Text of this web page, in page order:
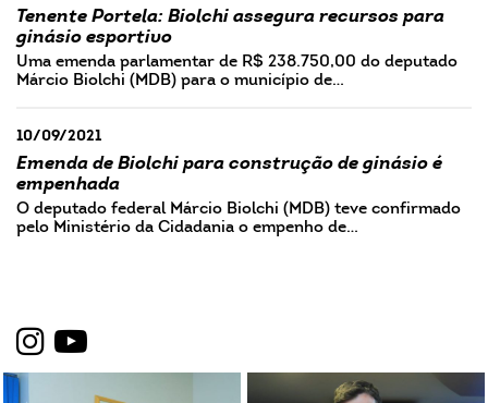
Tenente Portela: Biolchi assegura recursos para
ginásio esportivo
Uma emenda parlamentar de R$ 238.750,00 do deputado
Márcio Biolchi (MDB) para o município de…
10/09/2021
Emenda de Biolchi para construção de ginásio é
empenhada
O deputado federal Márcio Biolchi (MDB) teve confirmado
pelo Ministério da Cidadania o empenho de…